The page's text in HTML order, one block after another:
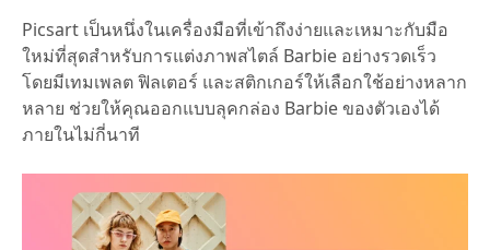
Picsart เป็นหนึ่งในเครื่องมือที่เข้าถึงง่ายและเหมาะกับมือ
ใหม่ที่สุดสำหรับการแต่งภาพสไตล์ Barbie อย่างรวดเร็ว
โดยมีเทมเพลต ฟิลเตอร์ และสติกเกอร์ให้เลือกใช้อย่างหลาก
หลาย ช่วยให้คุณออกแบบลุคกล่อง Barbie ของตัวเองได้
ภายในไม่กี่นาที